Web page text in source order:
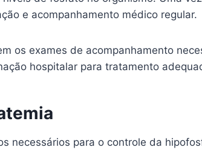
e acompanhamento médico regular.
os exames de acompanhamento
hospitalar para tratamento
necessários para o controle da